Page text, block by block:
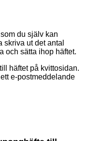
du själv kan
ut det antal
och sätta ihop häftet.
häftet på kvittosidan.
e-postmeddelande